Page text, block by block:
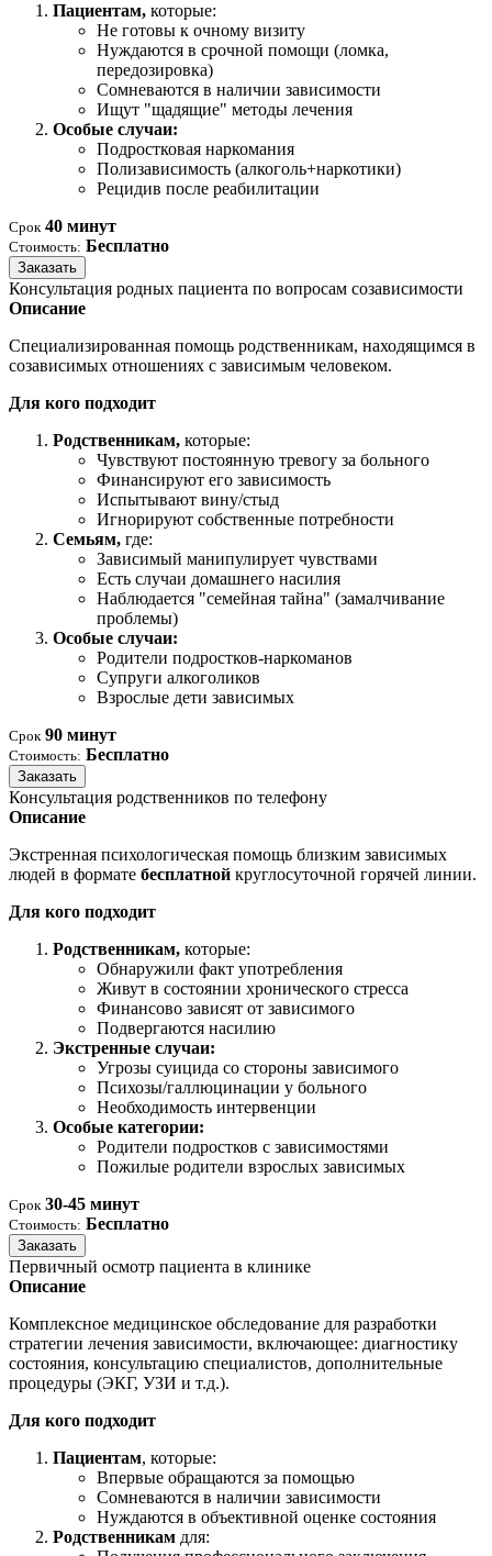
Пациентам, которые:
Не готовы к очному визиту
Нуждаются в срочной помощи (ломка,
передозировка)
Сомневаются в наличии зависимости
Ищут "щадящие" методы лечения
Особые случаи:
Подростковая наркомания
Полизависимость (алкоголь+наркотики)
Рецидив после реабилитации
Срок 40 минут
Стоимость: Бесплатно
Заказать
Консультация родных пациента по вопросам созависимости
Описание
Специализированная помощь родственникам, находящимся в
созависимых отношениях с зависимым человеком.
Для кого подходит
Родственникам, которые:
Чувствуют постоянную тревогу за больного
Финансируют его зависимость
Испытывают вину/стыд
Игнорируют собственные потребности
Семьям, где:
Зависимый манипулирует чувствами
Есть случаи домашнего насилия
Наблюдается "семейная тайна" (замалчивание
проблемы)
Особые случаи:
Родители подростков-наркоманов
Супруги алкоголиков
Взрослые дети зависимых
Срок 90 минут
Стоимость: Бесплатно
Заказать
Консультация родственников по телефону
Описание
Экстренная психологическая помощь близким зависимых
людей в формате бесплатной круглосуточной горячей линии.
Для кого подходит
Родственникам, которые:
Обнаружили факт употребления
Живут в состоянии хронического стресса
Финансово зависят от зависимого
Подвергаются насилию
Экстренные случаи:
Угрозы суицида со стороны зависимого
Психозы/галлюцинации у больного
Необходимость интервенции
Особые категории:
Родители подростков с зависимостями
Пожилые родители взрослых зависимых
Срок 30-45 минут
Стоимость: Бесплатно
Заказать
Первичный осмотр пациента в клинике
Описание
Комплексное медицинское обследование для разработки
стратегии лечения зависимости, включающее: диагностику
состояния, консультацию специалистов, дополнительные
процедуры (ЭКГ, УЗИ и т.д.).
Для кого подходит
Пациентам, которые:
Впервые обращаются за помощью
Сомневаются в наличии зависимости
Нуждаются в объективной оценке состояния
Родственникам для: